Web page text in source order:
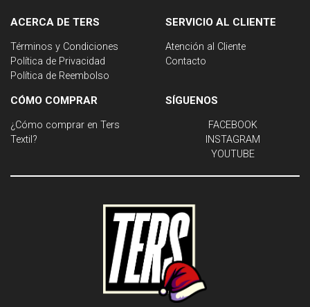
ACERCA DE TERS
Términos y Condiciones
Política de Privacidad
Política de Reembolso
SERVICIO AL CLIENTE
Atención al Cliente
Contacto
CÓMO COMPRAR
¿Cómo comprar en Ters
Textil?
SÍGUENOS
FACEBOOK
INSTAGRAM
YOUTUBE